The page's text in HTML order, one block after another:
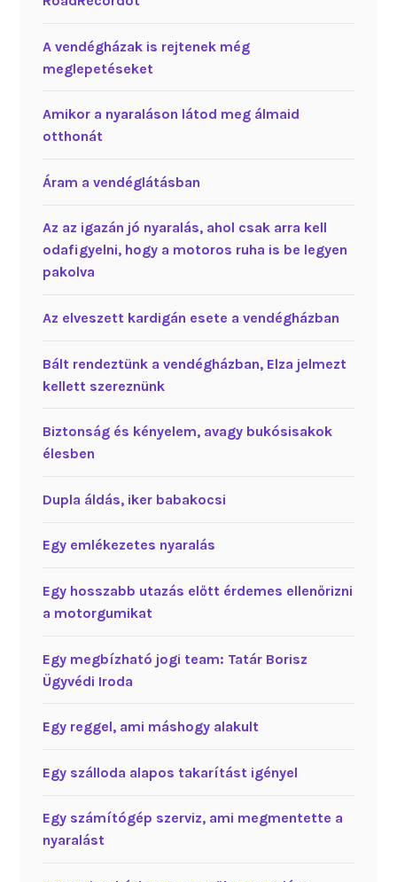
A vendégházak is rejtenek még
meglepetéseket
Amikor a nyaraláson látod meg álmaid
otthonát
Áram a vendéglátásban
Az az igazán jó nyaralás, ahol csak arra kell
odafigyelni, hogy a motoros ruha is be legyen
pakolva
Az elveszett kardigán esete a vendégházban
Bált rendeztünk a vendégházban, Elza jelmezt
kellett szereznünk
Biztonság és kényelem, avagy bukósisakok
élesben
Dupla áldás, iker babakocsi
Egy emlékezetes nyaralás
Egy hosszabb utazás előtt érdemes ellenőrizni
a motorgumikat
Egy megbízható jogi team: Tatár Borisz
Ügyvédi Iroda
Egy reggel, ami máshogy alakult
Egy szálloda alapos takarítást igényel
Egy számítógép szerviz, ami megmentette a
nyaralást